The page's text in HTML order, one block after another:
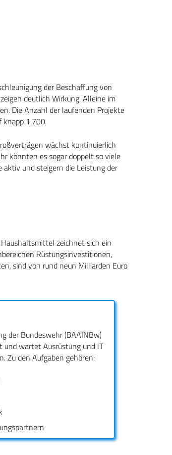
der Beschaffung von
deutlich Wirkung. Alleine im
Die Anzahl der laufenden Projekte
knapp 1.700.
wächst kontinuierlich
könnten es sogar doppelt so viele
und steigern die Leistung der
zeichnet sich ein
Rüstungsinvestitionen,
sind von rund neun Milliarden Euro
der Bundeswehr (BAAINBw)
und wartet Ausrüstung und IT
Zu den Aufgaben gehören: